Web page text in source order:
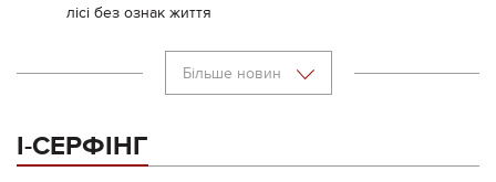
лісі без ознак життя
Більше новин
І-СЕРФІНГ